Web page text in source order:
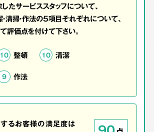
たサービススタッフについて、
・清掃・作法の5項目それぞれについて、
評価点を付けて下さい。
10 整頓 10 清潔
9 作法
るお客様の満足度は